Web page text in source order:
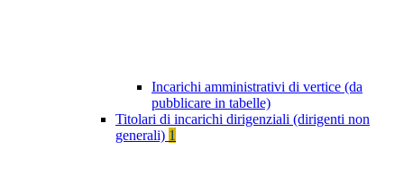
Incarichi amministrativi di vertice (da
pubblicare in tabelle)
Titolari di incarichi dirigenziali (dirigenti non
generali) 1